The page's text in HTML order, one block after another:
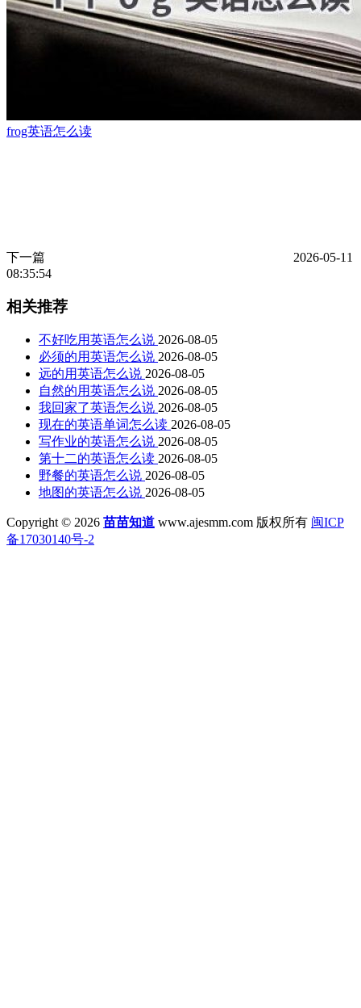
frog英语怎么读
下一篇
2026-05-11
08:35:54
相关推荐
不好吃用英语怎么说 2026-08-05
必须的用英语怎么说 2026-08-05
远的用英语怎么说 2026-08-05
自然的用英语怎么说 2026-08-05
我回家了英语怎么说 2026-08-05
现在的英语单词怎么读 2026-08-05
写作业的英语怎么说 2026-08-05
第十二的英语怎么读 2026-08-05
野餐的英语怎么说 2026-08-05
地图的英语怎么说 2026-08-05
Copyright © 2026 苗苗知道 www.ajesmm.com 版权所有 闽ICP
备17030140号-2